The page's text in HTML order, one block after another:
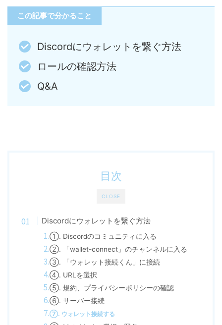
この記事で分かること
Discordにウォレットを繋ぐ方法
ロールの確認方法
Q&A
CLOSE
目次
Discordにウォレットを繋ぐ方法
①. Discordのコミュニティに入る
②. 「wallet-connect」のチャンネルに入る
③. 「ウォレット接続くん」に接続
④. URLを選択
⑤. 規約、プライバシーポリシーの確認
⑥. サーバー接続
⑦. ウォレット接続する